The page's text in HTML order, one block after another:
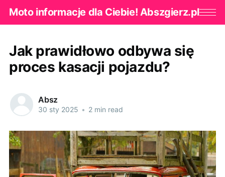
Moto informacje dla Ciebie! Abszgierz.pl
Jak prawidłowo odbywa się
proces kasacji pojazdu?
Absz
30 sty 2025 • 2 min read